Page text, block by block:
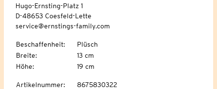
Hugo-Ernsting-Platz 1
D-48653 Coesfeld-Lette
service@ernstings-family.com
Beschaffenheit:
Plüsch
Breite:
13 cm
Höhe: 19 cm
Artikelnummer: 8675830322